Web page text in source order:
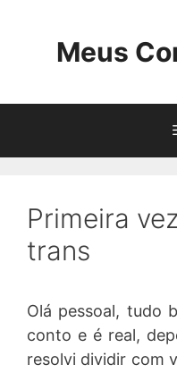
Meus
Primeira
trans
Olá pessoal, tudo
conto e é real,
resolvi dividir com